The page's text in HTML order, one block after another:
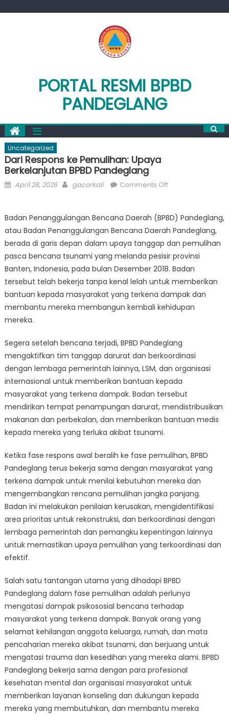
PORTAL RESMI BPBD
PANDEGLANG
Uncategorized
Dari Respons ke Pemulihan: Upaya
Berkelanjutan BPBD Pandeglang
Posted
April 28, 2026 Author
gacorkali Comments Offon
ke
Pemulihan:
Upaya
Berkelanjutan
BPBD
Pandeglang
Badan Penanggulangan Bencana Daerah (BPBD) Pandeglang,
atau Badan Penanggulangan Bencana Daerah Pandeglang,
berada di garis depan dalam upaya tanggap dan pemulihan
pasca bencana tsunami yang melanda pesisir provinsi
Banten, Indonesia, pada bulan Desember 2018. Badan
tersebut telah bekerja tanpa kenal lelah untuk memberikan
bantuan kepada masyarakat yang terkena dampak dan
membantu mereka membangun kembali kehidupan
mereka.
Segera setelah bencana terjadi, BPBD Pandeglang
mengaktifkan tim tanggap darurat dan berkoordinasi
dengan lembaga pemerintah lainnya, LSM, dan organisasi
internasional untuk memberikan bantuan kepada
masyarakat yang terkena dampak. Badan tersebut
mendirikan tempat penampungan darurat, mendistribusikan
makanan dan perbekalan, dan memberikan bantuan medis
kepada mereka yang terluka akibat tsunami.
Ketika fase respons awal beralih ke fase pemulihan, BPBD
Pandeglang terus bekerja sama dengan masyarakat yang
terkena dampak untuk menilai kebutuhan mereka dan
mengembangkan rencana pemulihan jangka panjang.
Badan ini melakukan penilaian kerusakan, mengidentifikasi
area prioritas untuk rekonstruksi, dan berkoordinasi dengan
lembaga pemerintah dan pemangku kepentingan lainnya
untuk memastikan upaya pemulihan yang terkoordinasi dan
efektif.
Salah satu tantangan utama yang dihadapi BPBD
Pandeglang dalam fase pemulihan adalah perlunya
mengatasi dampak psikososial bencana terhadap
masyarakat yang terkena dampak. Banyak orang yang
selamat kehilangan anggota keluarga, rumah, dan mata
pencaharian mereka akibat tsunami, dan berjuang untuk
mengatasi trauma dan kesedihan yang mereka alami. BPBD
Pandeglang bekerja sama dengan para profesional
kesehatan mental dan organisasi masyarakat untuk
memberikan layanan konseling dan dukungan kepada
mereka yang membutuhkan, dan membantu mereka